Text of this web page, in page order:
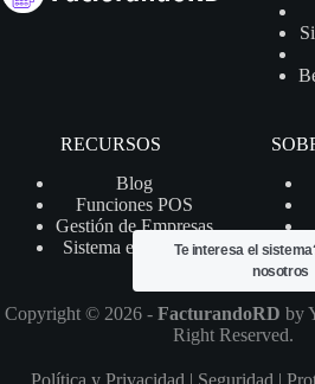
RECURSOS
Blog
Funciones POS
Gestión de Empresas
Sistema en la Nube
Copyright © 2026 -FacturandoRD by
Right Reserved.
Política y Privacidad | Seguridad |
Te interesa el
nosotros